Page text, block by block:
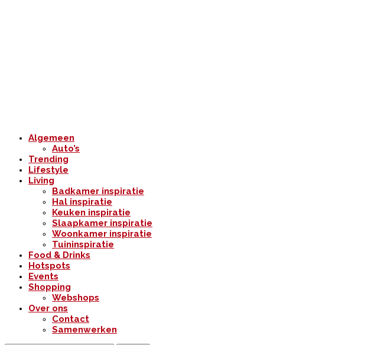
Algemeen
Auto’s
Trending
Lifestyle
Living
Badkamer inspiratie
Hal inspiratie
Keuken inspiratie
Slaapkamer inspiratie
Woonkamer inspiratie
Tuininspiratie
Food & Drinks
Hotspots
Events
Shopping
Webshops
Over ons
Contact
Samenwerken